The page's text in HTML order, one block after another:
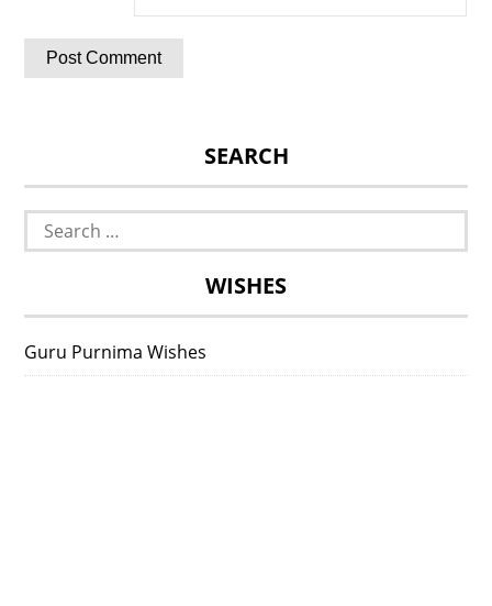
SEARCH
Search
for:
WISHES
Guru Purnima Wishes